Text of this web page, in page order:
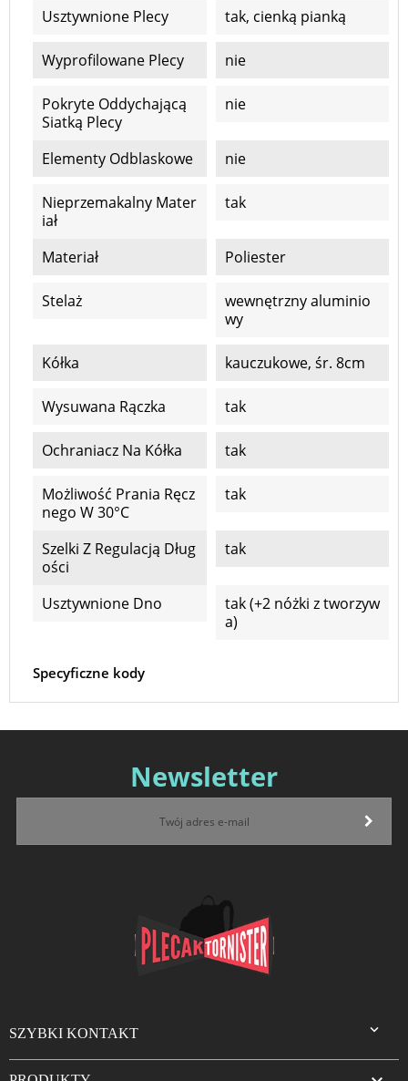
Usztywnione Plecy tak, cienką pianką
Wyprofilowane Plecy nie
Pokryte Oddychającą
Siatką Plecy
nie
Elementy Odblaskowe nie
Nieprzemakalny Mater
Iał
tak
Materiał Poliester
Stelaż
wewnętrzny aluminio
wy
Kółka kauczukowe, śr. 8cm
Wysuwana Rączka tak
Ochraniacz Na Kółka tak
Możliwość Prania Ręcz
Nego W 30°C
tak
Szelki Z Regulacją Dług
Ości
tak
Usztywnione Dno
tak (+2 nóżki z tworzyw
a)
Specyficzne kody
Newsletter
SZYBKI KONTAKT 